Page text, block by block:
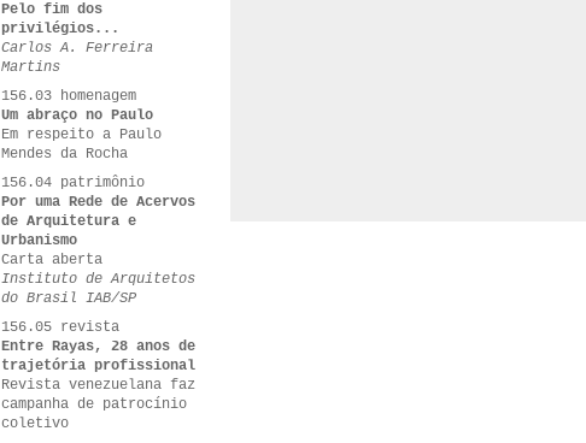
Pelo fim dos
privilégios...
Carlos A. Ferreira
Martins
156.03 homenagem
Um abraço no Paulo
Em respeito a Paulo
Mendes da Rocha
156.04 patrimônio
Por uma Rede de Acervos
de Arquitetura e
Urbanismo
Carta aberta
Instituto de Arquitetos
do Brasil IAB/SP
156.05 revista
Entre Rayas, 28 anos de
trajetória profissional
Revista venezuelana faz
campanha de patrocínio
coletivo